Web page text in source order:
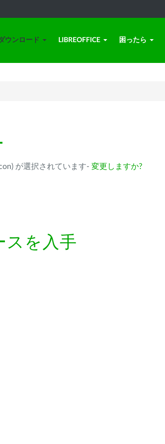
ウンロード LIBREOFFICE 困ったら
が選択されています- 変更しますか?
スを入手